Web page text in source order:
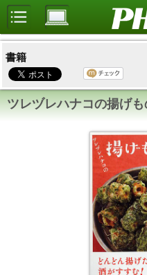
書籍
ツレヅレハナコの揚げ